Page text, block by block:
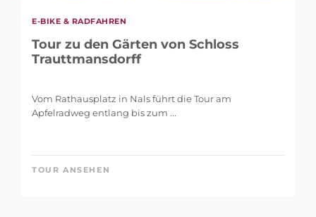
E-BIKE & RADFAHREN
Tour zu den Gärten von Schloss
Trauttmansdorff
Vom Rathausplatz in Nals führt die Tour am
Apfelradweg entlang bis zum ...
TOUR ANSEHEN